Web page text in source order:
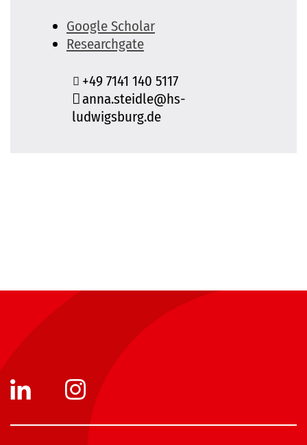
Google Scholar
Researchgate
+49 7141 140 5117
anna.steidle@hs-
ludwigsburg.de